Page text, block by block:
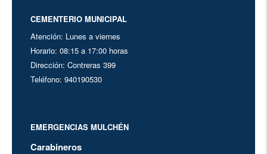
CEMENTERIO MUNICIPAL
Atención: Lunes a viernes
Horario: 08:15 a 17:00 horas
Dirección: Contreras 399
Teléfono: 940190530
EMERGENCIAS MULCHÉN
Carabineros